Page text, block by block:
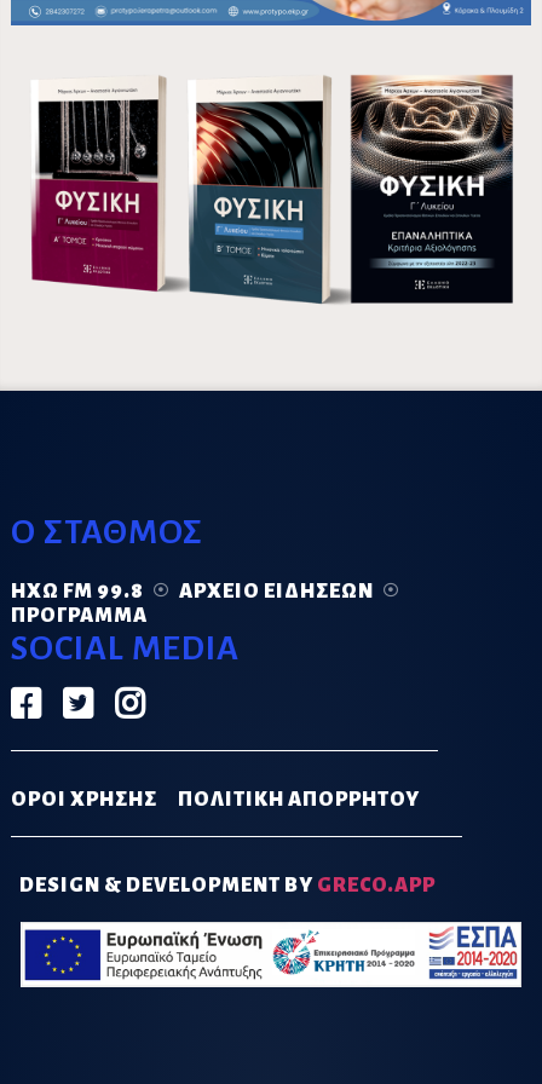
Ο ΣΤΑΘΜΟΣ
ΗΧΏ FM 99.8
ΑΡΧΕΊΟ ΕΙΔΉΣΕΩΝ
ΠΡΌΓΡΑΜΜΑ
SOCIAL MEDIA
ΟΡΟΙ ΧΡΗΣΗΣ ΠΟΛΙΤΙΚΗ ΑΠΟΡΡΗΤΟΥ
DESIGN & DEVELOPMENT BY GRECO.APP